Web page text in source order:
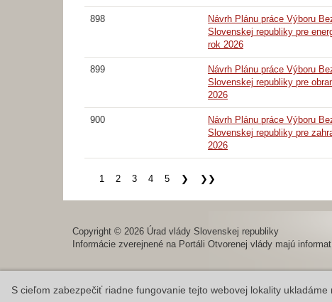
898
Návrh Plánu práce Výboru
Slovenskej republiky pre
rok 2026
899
Návrh Plánu práce Výboru
Slovenskej republiky pre
2026
900
Návrh Plánu práce Výboru
Slovenskej republiky pre
2026
1 2 3 4 5 ❯ ❯❯
Copyright © 2026 Úrad vlády Slovenskej republiky
Informácie zverejnené na Portáli Otvorenej vlády majú
S cieľom zabezpečiť riadne fungovanie tejto webovej lokality